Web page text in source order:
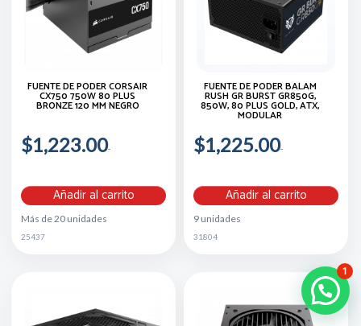
FUENTE DE PODER CORSAIR
CX750 750W 80 PLUS
BRONZE 120 MM NEGRO
$1,223.00
Añadir al carrito
Más de 20 unidades
25437
FUENTE DE PODER BALAM
RUSH GR BURST GR850G,
850W, 80 PLUS GOLD, ATX,
MODULAR
$1,225.00
Añadir al carrito
9 unidades
31804
1